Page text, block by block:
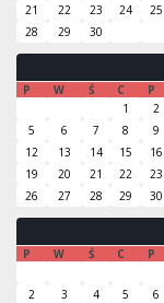
21
22 23 24 25
28
29 30
P W Ś C P
1
2
5
6 7 8 9
12
13 14 15 16
19
20 21 22 23
26
27 28 29 30
P W Ś C P
2
3 4 5 6